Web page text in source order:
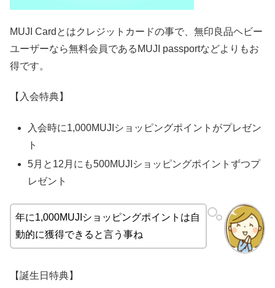
MUJI Cardとはクレジットカードの事で、無印良品ヘビー
ユーザーなら無料会員であるMUJI passportなどよりもお
得です。
【入会特典】
入会時に1,000MUJIショッピングポイントがプレゼン
ト
5月と12月にも500MUJIショッピングポイントずつプ
レゼント
年に1,000MUJIショッピングポイント は自
動的に獲得できると言う事ね
【誕生日特典】